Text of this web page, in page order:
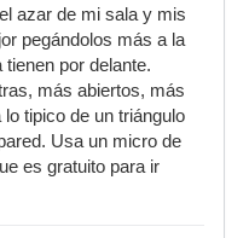
azar de mi sala y mis
pegándolos más a la
por delante.
más abiertos, más
tipico de un triángulo
Usa un micro de
es gratuito para ir